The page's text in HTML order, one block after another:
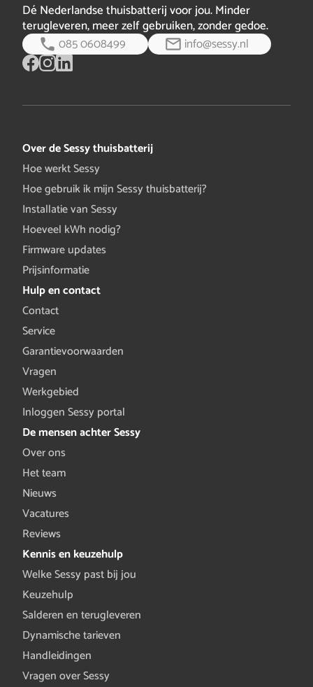
Dé Nederlandse thuisbatterij voor jou. Minder
terugleveren, meer zelf gebruiken, zonder gedoe.
085 0608499
info@sessy.nl
Over de Sessy thuisbatterij
Hoe werkt Sessy
Hoe gebruik ik mijn Sessy thuisbatterij?
Installatie van Sessy
Hoeveel kWh nodig?
Firmware updates
Prijsinformatie
Hulp en contact
Contact
Service
Garantievoorwaarden
Vragen
Werkgebied
Inloggen Sessy portal
De mensen achter Sessy
Over ons
Het team
Nieuws
Vacatures
Reviews
Kennis en keuzehulp
Welke Sessy past bij jou
Keuzehulp
Salderen en terugleveren
Dynamische tarieven
Handleidingen
Vragen over Sessy